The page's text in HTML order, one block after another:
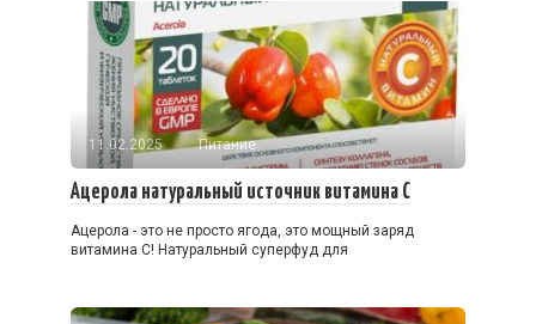
11.02.2025 Питание
Ацерола натуральный источник витамина С
Ацерола - это не просто ягода, это мощный заряд
витамина С! Натуральный суперфуд для